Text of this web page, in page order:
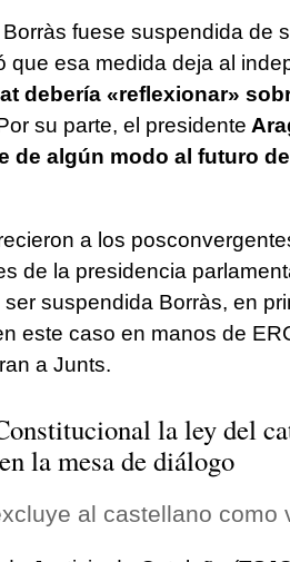
fuese suspendida de
que esa medida deja al
debería «reflexionar»
su parte, el presidente
de algún modo al futuro
a los
de la presidencia
suspendida Borràs, en
este caso en manos de
a Junts.
la ley del
la mesa de diálogo
al castellano como